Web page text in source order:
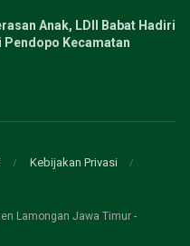
Anak, LDII Babat Hadiri
Kecamatan
Kebijakan Privasi
Lamongan Jawa Timur -